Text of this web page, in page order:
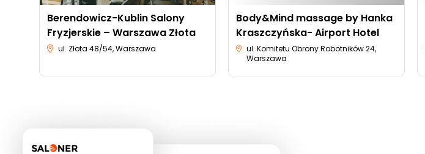
Berendowicz-Kublin Salony
Fryzjerskie – Warszawa Złota
ul. Złota 48/54, Warszawa
Body&Mind massage by Hanka
Kraszczyńska- Airport Hotel
ul. Komitetu Obrony Robotników 24,
Warszawa